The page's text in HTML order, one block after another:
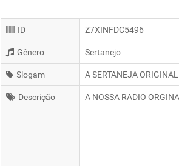
ID Z7XINFDC5496
Gênero Sertanejo
Slogam A SERTANEJA ORIGINAL
Descrição A NOSSA RADIO